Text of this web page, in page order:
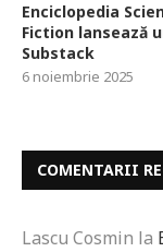
Enciclopedia
Fiction lansează
Substack
6 noiembrie 2025
COMENTARII
Lascu Cosmin la